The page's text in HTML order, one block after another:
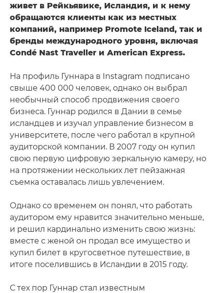
живет в Рейкьявике, Исландия, и к нему
обращаются клиенты как из местных
компаний, например Promote Iceland, так и
бренды международного уровня, включая
Condé Nast Traveller и American Express.
На профиль Гуннара в Instagram подписано
свыше 400 000 человек, однако он выбрал
необычный способ продвижения своего
бизнеса. Гуннар родился в Дании в семье
исландцев и изучал управление бизнесом в
университете, после чего работал в крупной
аудиторской компании. В 2007 году он купил
свою первую цифровую зеркальную камеру, но
на протяжении нескольких лет пейзажная
съемка оставалась лишь увлечением.
Однако со временем он понял, что работать
аудитором ему нравится значительно меньше,
и решил кардинально изменить свою жизнь:
вместе с женой он продал все имущество и
купил билет в кругосветное путешествие, в
итоге поселившись в Исландии в 2015 году.
С тех пор Гуннар стал известным